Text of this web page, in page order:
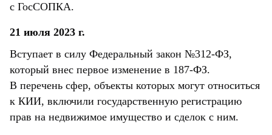
с ГосСОПКА.
21 июля 2023 г.
Вступает в силу Федеральный закон №312-ФЗ,
который внес первое изменение в 187-ФЗ.
В перечень сфер, объекты которых могут относиться
к КИИ, включили государственную регистрацию
прав на недвижимое имущество и сделок с ним.